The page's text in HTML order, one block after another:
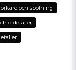
vi säljer
för tillfället.
AB
och spolning
eldetaljer